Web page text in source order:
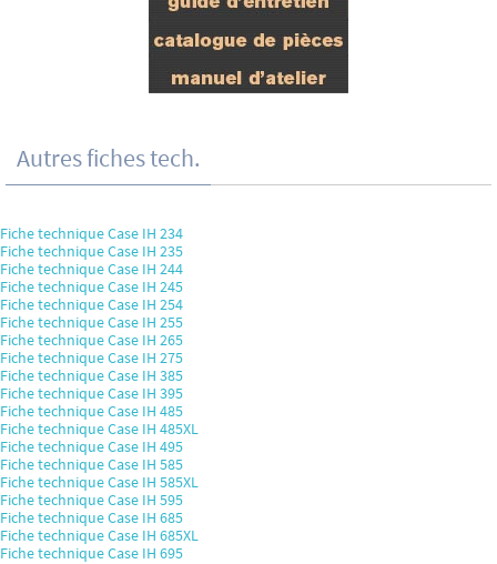
Autres fiches tech.
Fiche technique Case IH 234
Fiche technique Case IH 235
Fiche technique Case IH 244
Fiche technique Case IH 245
Fiche technique Case IH 254
Fiche technique Case IH 255
Fiche technique Case IH 265
Fiche technique Case IH 275
Fiche technique Case IH 385
Fiche technique Case IH 395
Fiche technique Case IH 485
Fiche technique Case IH 485XL
Fiche technique Case IH 495
Fiche technique Case IH 585
Fiche technique Case IH 585XL
Fiche technique Case IH 595
Fiche technique Case IH 685
Fiche technique Case IH 685XL
Fiche technique Case IH 695